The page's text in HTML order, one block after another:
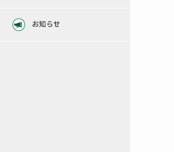
お知らせ